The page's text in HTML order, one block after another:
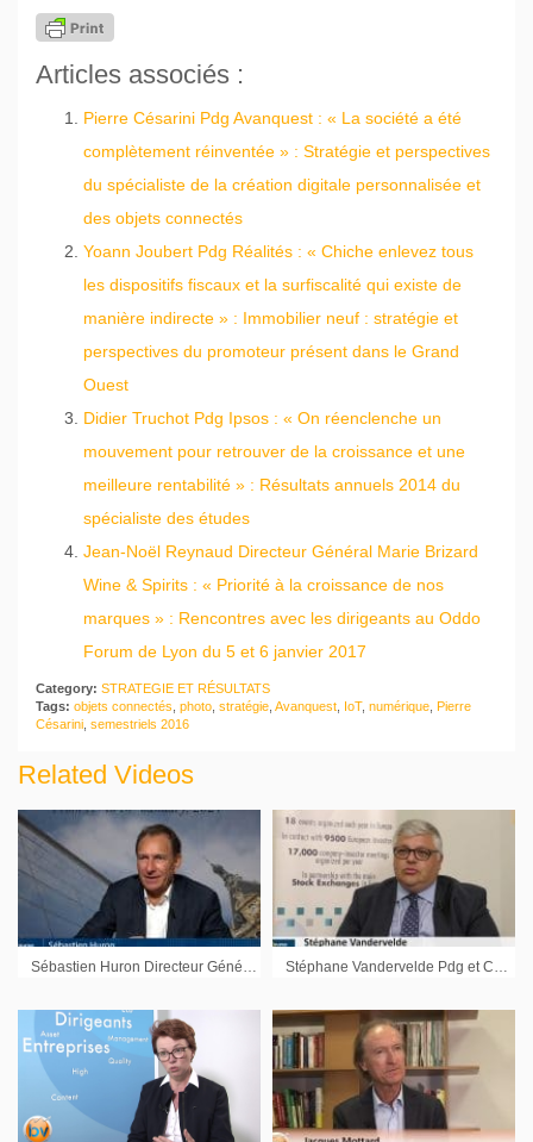
Articles associés :
Pierre Césarini Pdg Avanquest : « La société a été
complètement réinventée » : Stratégie et perspectives
du spécialiste de la création digitale personnalisée et
des objets connectés
Yoann Joubert Pdg Réalités : « Chiche enlevez tous
les dispositifs fiscaux et la surfiscalité qui existe de
manière indirecte » : Immobilier neuf : stratégie et
perspectives du promoteur présent dans le Grand
Ouest
Didier Truchot Pdg Ipsos : « On réenclenche un
mouvement pour retrouver de la croissance et une
meilleure rentabilité » : Résultats annuels 2014 du
spécialiste des études
Jean-Noël Reynaud Directeur Général Marie Brizard
Wine & Spirits : « Priorité à la croissance de nos
marques » : Rencontres avec les dirigeants au Oddo
Forum de Lyon du 5 et 6 janvier 2017
Category: STRATEGIE ET RÉSULTATS
Tags: objets connectés photo stratégie Avanquest IoT, numérique Pierre
Césarini semestriels 2016
Related Videos
Sébastien Huron Directeur Général Virbac : « On part sur une très bonne dynamique en 2024 » Stéphane Vandervelde Pdg et CEO Keyware Technologies : « Le client cherche la facilité d’utilisation »